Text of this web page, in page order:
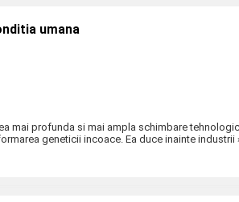
umana
mai profunda si mai ampla schimbare
geneticii incoace. Ea duce inainte industrii